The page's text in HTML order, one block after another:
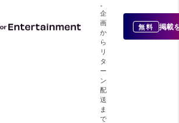
。
企
画
か
ら
リ
タ
ー
ン
配
送
ま
で
無料 掲載